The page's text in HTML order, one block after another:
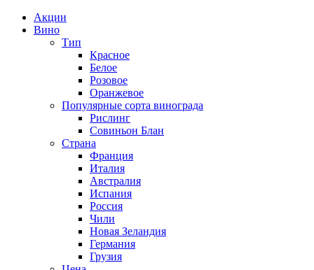
Акции
Вино
Тип
Красное
Белое
Розовое
Оранжевое
Популярные сорта винограда
Рислинг
Совиньон Блан
Страна
Франция
Италия
Австралия
Испания
Россия
Чили
Новая Зеландия
Германия
Грузия